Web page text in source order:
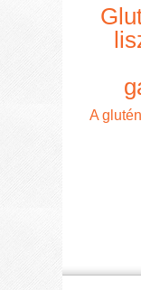
A